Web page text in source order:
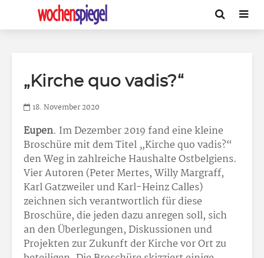
„Kirche quo vadis?“
18. November 2020
Eupen. Im Dezember 2019 fand eine kleine
Broschüre mit dem Titel „Kirche quo vadis?“
den Weg in zahlreiche Haushalte Ostbelgiens.
Vier Autoren (Peter Mertes, Willy Margraff,
Karl Gatzweiler und Karl-Heinz Calles)
zeichnen sich verantwortlich für diese
Broschüre, die jeden dazu anregen soll, sich
an den Überlegungen, Diskussionen und
Projekten zur Zukunft der Kirche vor Ort zu